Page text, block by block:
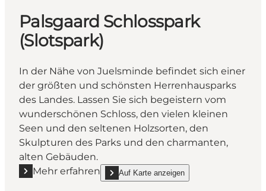
Palsgaard Schlosspark
(Slotspark)
In der Nähe von Juelsminde befindet sich einer
der größten und schönsten Herrenhausparks
des Landes. Lassen Sie sich begeistern vom
wunderschönen Schloss, den vielen kleinen
Seen und den seltenen Holzsorten, den
Skulpturen des Parks und den charmanten,
alten Gebäuden.
Mehr erfahren
Mehr erfahren "Palsgaard Schlosspark (Slotspark)"
Auf Karte anzeigen
show Palsgaard Schlosspark (Slotspark)